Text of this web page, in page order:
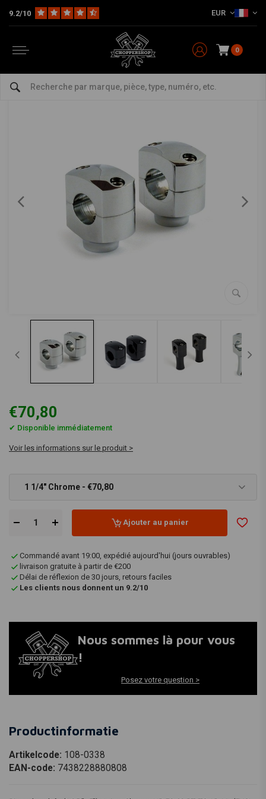
9.2/10 EUR
0
Pièces Direction et accessoires 1 Inch Risers bombés (1,25 "- 5") Noir et Chrome HD 73-02 BT, TC / B, XL (EXCL. FLT)
1 Inch Risers bombés (1,25 "- 5") Noir et Chrome
HD 73-02 BT, TC / B, XL (EXCL. FLT)
€70,80
✔ Disponible immédiatement
Voir les informations sur le produit >
1 1/4" Chrome - €70,80
Ajouter au panier
Commandé avant 19:00, expédié aujourd'hui (jours ouvrables)
livraison gratuite à partir de €200
Délai de réflexion de 30 jours, retours faciles
Les clients nous donnent un 9.2/10
Nous sommes là pour vous
!
Posez votre question >
Productinformatie
Artikelcode: 108-0338
EAN-code: 7438228880808